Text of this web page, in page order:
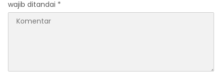
wajib ditandai *